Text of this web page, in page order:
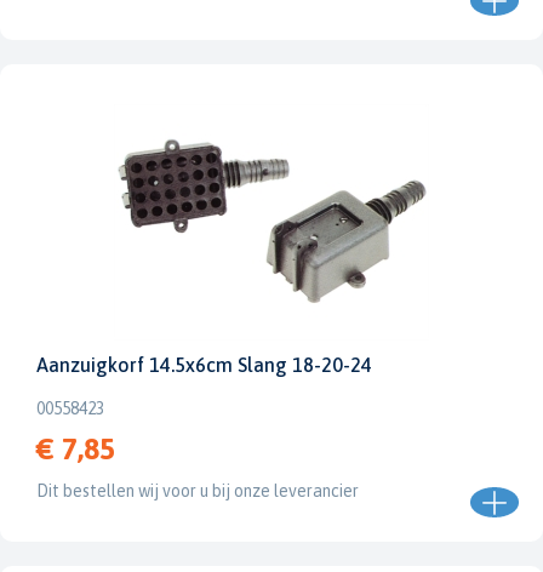
Aanzuigkorf 14.5x6cm Slang 18-20-24
00558423
€ 7,85
Dit bestellen wij voor u bij onze leverancier